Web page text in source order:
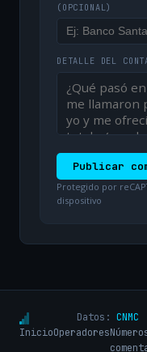
(OPCIONAL)
DETALLE DEL
Publicar
Protegido por
dispositivo
Datos: CNMC
InicioOperadores